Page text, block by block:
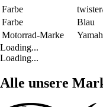
Farbe
Farbe
Blau
Motorrad-Marke
Loading...
Loading...
Alle unsere